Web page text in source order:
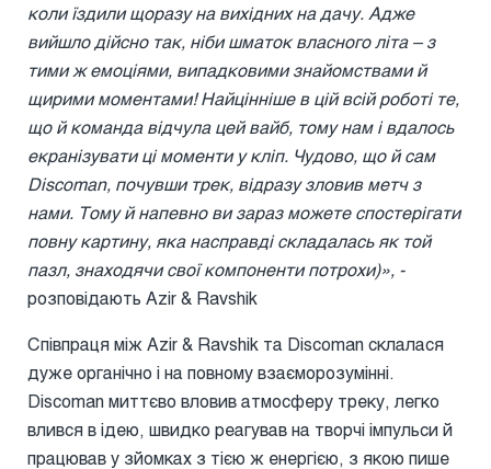
коли їздили щоразу на вихідних на дачу. Адже
вийшло дійсно так, ніби шматок власного літа – з
тими ж емоціями, випадковими знайомствами й
щирими моментами! Найцінніше в цій всій роботі те,
що й команда відчула цей вайб, тому нам і вдалось
екранізувати ці моменти у кліп. Чудово, що й сам
Discoman, почувши трек, відразу зловив метч з
нами. Тому й напевно ви зараз можете спостерігати
повну картину, яка насправді складалась як той
пазл, знаходячи свої компоненти потрохи)», -
розповідають Azir & Ravshik
Співпраця між Azir & Ravshik та Discoman склалася
дуже органічно і на повному взаєморозумінні.
Discoman миттєво вловив атмосферу треку, легко
влився в ідею, швидко реагував на творчі імпульси й
працював у зйомках з тією ж енергією, з якою пише